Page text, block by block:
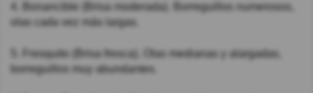
4. Bonancible (Brisa moderada). Borreguillos numerosos,
olas cada vez más largas.
5. Fresquito (Brisa fresca). Olas medianas y alargadas,
borreguillos muy abundantes.